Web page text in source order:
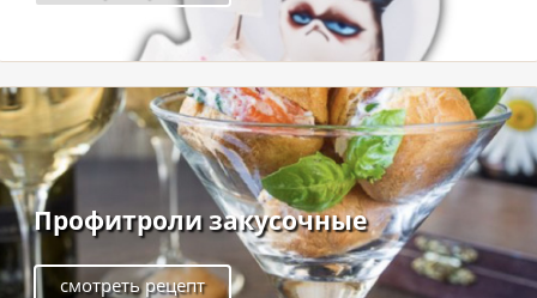
Профитроли закусочные
смотреть рецепт